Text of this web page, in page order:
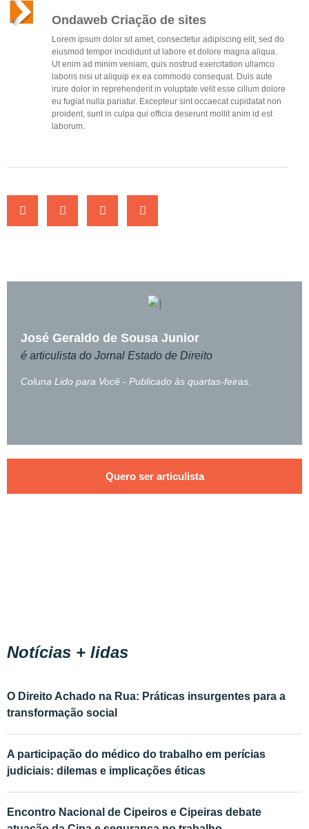
Ondaweb Criação de sites
Lorem ipsum dolor sit amet, consectetur adipiscing elit, sed do
eiusmod tempor incididunt ut labore et dolore magna aliqua.
Ut enim ad minim veniam, quis nostrud exercitation ullamco
laboris nisi ut aliquip ex ea commodo consequat. Duis aute
irure dolor in reprehenderit in voluptate velit esse cillum dolore
eu fugiat nulla pariatur. Excepteur sint occaecat cupidatat non
proident, sunt in culpa qui officia deserunt mollit anim id est
laborum.
Coluna Lido para Você - Publicado às quartas-feiras.
José Geraldo de Sousa Junior
é articulista do Jornal Estado de Direito
Quero ser articulista
Notícias + lidas
O Direito Achado na Rua: Práticas insurgentes para a
transformação social
A participação do médico do trabalho em perícias
judiciais: dilemas e implicações éticas
Encontro Nacional de Cipeiros e Cipeiras debate